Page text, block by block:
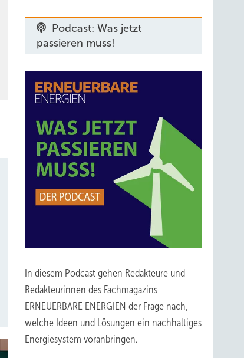
Podcast: Was jetzt
passieren muss!
In diesem Podcast gehen Redakteure und
Redakteurinnen des Fachmagazins
ERNEUERBARE ENERGIEN der Frage nach,
welche Ideen und Lösungen ein nachhaltiges
Energiesystem voranbringen.